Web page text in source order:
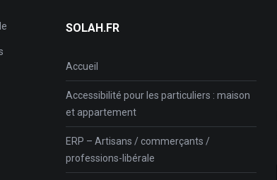
SOLAH.FR
Accueil
Accessibilité pour les particuliers : maison
et appartement
ERP – Artisans / commerçants /
professions-libérale